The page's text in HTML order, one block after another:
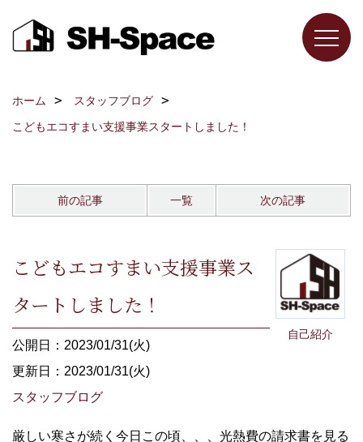
ホーム
スタッフブログ
こどもエコすまい支援事業スタートしました！
前の記事 一覧 次の記事
自己紹介
こどもエコすまい支援事業ス
タートしました！
公開日：2023/01/31(火)
更新日：2023/01/31(火)
スタッフブログ
厳しい寒さが続く今日この頃、、、光熱費の請求書を見る